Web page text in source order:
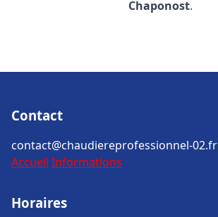
Chaponost.
Contact
contact@chaudiereprofessionnel-02.fr
Accueil Informations
Horaires